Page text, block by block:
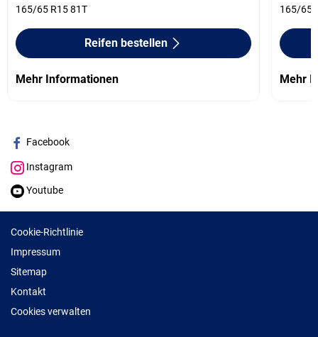
165/65 R15 81T
Reifen bestellen
Mehr Informationen
165/65
Mehr
Facebook
Instagram
Youtube
Cookie-Richtlinie
Impressum
Sitemap
Kontakt
Cookies verwalten